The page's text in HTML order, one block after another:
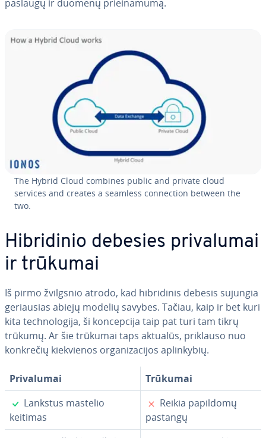
paslaugų ir duomenų pri­ei­na­mu­mą.
The Hybrid Cloud combines public and private cloud
services and creates a seamless con­nec­tion between the
two.
Hib­ri­di­nio debesies pri­va­lu­mai
ir trūkumai
Iš pirmo žvilgsnio atrodo, kad hib­ri­di­nis debesis sujungia
ge­riau­sias abiejų modelių savybes. Tačiau, kaip ir bet kuri
kita tech­no­lo­gi­ja, ši kon­cep­ci­ja taip pat turi tam tikrų
trūkumų. Ar šie trūkumai taps aktualūs, priklauso nuo
konkrečių kiek­vie­nos or­ga­ni­za­ci­jos ap­lin­ky­bių.
Pri­va­lu­mai
Trūkumai
✓
Lankstus mastelio
keitimas
✗
Reikia papildomų
pastangų